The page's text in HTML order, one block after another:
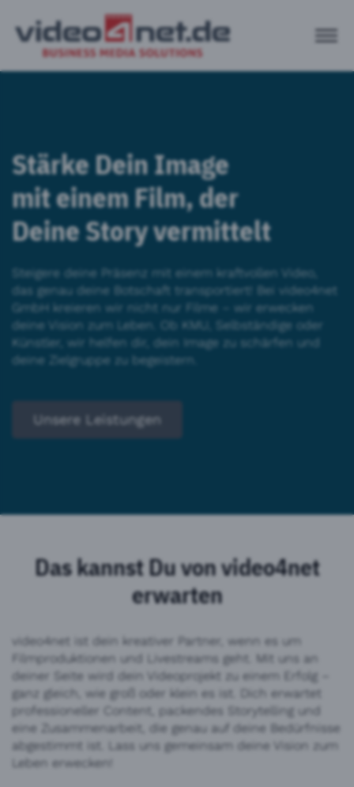
Stärke Dein Image
mit einem Film, der
Deine Story vermittelt
Steigere deine Präsenz mit einem kraftvollen Video,
das genau deine Botschaft transportiert! Bei video4net
GmbH kreieren wir nicht nur Filme – wir erwecken
deine Vision zum Leben. Ob KMU, Selbständige oder
Künstler, wir helfen dir, dein Image zu schärfen und
deine Zielgruppe zu begeistern.
Unsere Leistungen
Das kannst Du von video4net
erwarten
video4net ist dein kreativer Partner, wenn es um
Filmproduktionen und Livestreams geht. Mit uns an
deiner Seite wird dein Videoprojekt zu einem Erfolg –
ganz gleich, wie groß oder klein es ist. Dich erwartet
professioneller Content, packendes Storytelling und
eine Zusammenarbeit, die genau auf deine Bedürfnisse
abgestimmt ist. Lass uns gemeinsam deine Vision zum
Leben erwecken!